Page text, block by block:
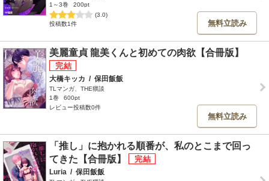
1～3巻
200pt
(3.0)
投稿数1件
無料立読み
美麗童貞 龍美くんと初めての肉欲【合冊版】
大橋キッカ / 保田飯飯
TLマンガ、THE猥談
1巻
600pt
レビュー投稿数0件
無料立読み
「推し」に抱かれる順番が、私のとこまで回っ
てきた【合冊版】
Luria / 保田飯飯